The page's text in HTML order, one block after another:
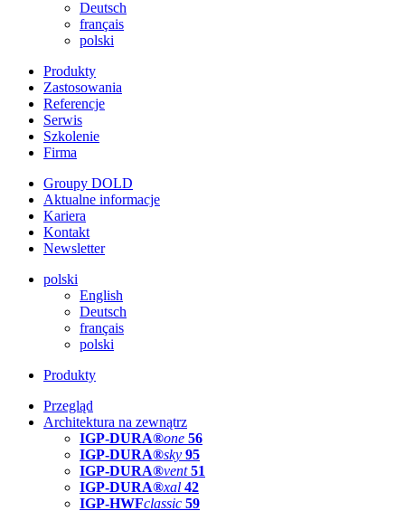
Deutsch
français
polski
Produkty
Zastosowania
Referencje
Serwis
Szkolenie
Firma
Groupy DOLD
Aktualne informacje
Kariera
Kontakt
Newsletter
polski
English
Deutsch
français
polski
Produkty
Przegląd
Architektura na zewnątrz
IGP-DURA®one 56
IGP-DURA®sky 95
IGP-DURA®vent 51
IGP-DURA®xal 42
IGP-HWFclassic 59